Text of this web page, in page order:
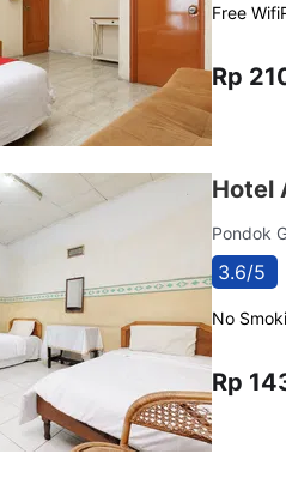
Free Wifi
Rp
Hotel
Pondok
3.6/5
No
Rp